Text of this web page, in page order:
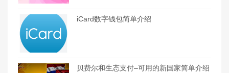
iCard数字钱包简单介绍
贝费尔和生态支付–可用的新国家简单介绍